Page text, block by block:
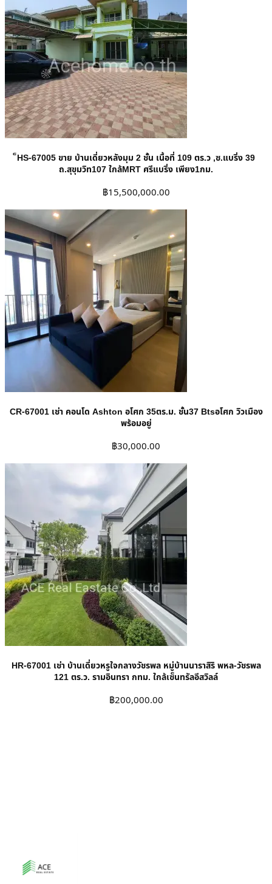
็HS-67005 ขาย บ้านเดี่ยวหลังมุม 2 ชั้น เนื้อที่ 109 ตร.ว ,ซ.แบริ่ง 39
ถ.สุขุมวิท107 ใกล้MRT ศรีแบริ่ง เพียง1กม.
฿15,500,000.00
CR-67001 เช่า คอนโด Ashton อโศก 35ตร.ม. ชั้น37 Btsอโศก วิวเมือง
พร้อมอยู่
฿30,000.00
HR-67001 เช่า บ้านเดี่ยวหรูใจกลางวัชรพล หมู่บ้านนาราสิริ พหล-วัชรพล
121 ตร.ว. รามอินทรา กทม. ใกล้เซ็นทรัลอีสวิลล์
฿200,000.00